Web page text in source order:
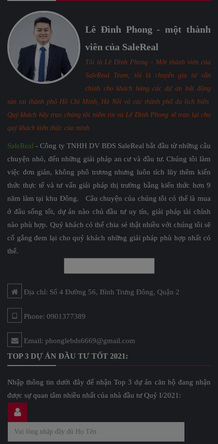
Lê Đình Phong - một thành
viên của SaleReal
Tôi là Lê Đình Phong - Một thành viên của
SaleReal Team, tôi là chuyên gia tư vấn
chính cho khách hàng các dự án bất động
sản tại thành phố Hồ Chí Minh, Hà Nội và các thành phố du lịch biển.
Quý khách hãy trao chúng tôi niềm tin và Lê Đình Phong sẽ trao lại cho
quý khách kiến thức của mình.
SaleReal - Công ty TNHH DV BĐS SaleReal bắt đầu từ những câu
chuyện nhỏ, đến những giải pháp an cư và đầu tư. Chúng tôi làm
việc đơn giản, không phô trương nhưng luôn tích lũy thêm kiến
thức thực tế và tư vấn giải pháp thị trường bằng kiến thức hơn 9
năm làm tại khu Đông. Câu chuyện của chúng tôi có thể là mua
ở đâu sống tốt, dự án nào chủ đầu tư uy tín, giải pháp tài chính
nào phù hợp. Quý khách có thể chia sẻ thật nhiều với chúng tôi sẽ
cố gắng đem lại cho quý khách những giải pháp phù hợp nhất có
thể.
Địa chỉ: Số 4 Đường 56, Bình Trưng Đông, Quận 2
Phone: 0901377389
Email: phonglebds6669@gmail.com
TOP 3 DỰ ÁN ĐẦU TƯ TỐT 2021:
Nhập thông tin dưới đây để nhận Top 3 dự án căn hộ đang nhận
được sự quan tâm nhiều nhất của nhà đầu tư Quý I/2021: